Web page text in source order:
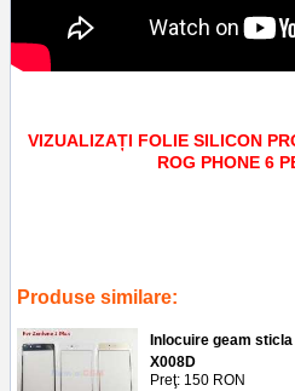
VIZUALIZAȚI FOLIE SILICON
ROG PHONE 6
Produse similare:
Inlocuire geam
X008D
Preţ: 150 RON